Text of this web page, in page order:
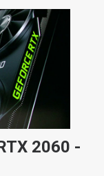
2060 -